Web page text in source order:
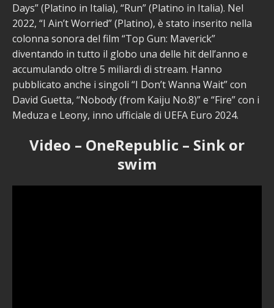
Days” (Platino in Italia), “Run” (Platino in Italia). Nel
2022, “I Ain’t Worried” (Platino), è stato inserito nella
colonna sonora del film “Top Gun: Maverick”
diventando in tutto il globo una delle hit dell’anno e
accumulando oltre 5 miliardi di stream. Hanno
pubblicato anche i singoli “I Don’t Wanna Wait” con
David Guetta, “Nobody (from Kaiju No.8)” e “Fire” con i
Meduza e Leony, inno ufficiale di UEFA Euro 2024.
Video – OneRepublic – Sink or
swim